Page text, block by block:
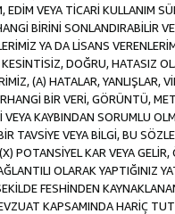
EDİM VEYA TİCARİ KULLANIM
BİRİNİ SONLANDIRABİLİR
YA DA LİSANS
DOĞRU, HATASIZ
(A) HATALAR, YANLIŞLAR,
BİR VERİ, GÖRÜNTÜ,
KAYBINDAN SORUMLU
TAVSİYE VEYA BİLGİ, BU
POTANSİYEL KAR VEYA
OLARAK YAPTIĞINIZ
FESHİNDEN
KAPSAMINDA HARİÇ